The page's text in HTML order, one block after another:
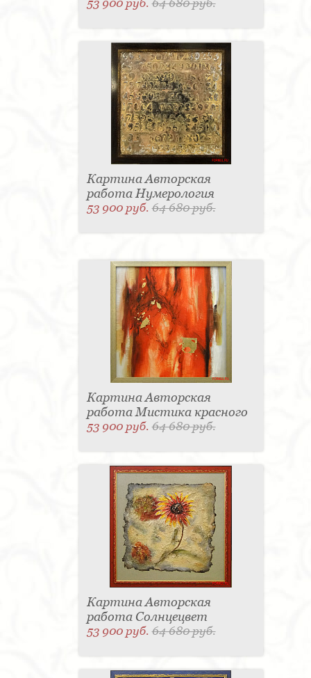
53 900 руб.64 680 руб.
Картина Авторская
работа Нумерология
53 900 руб.64 680 руб.
Картина Авторская
работа Мистика красного
53 900 руб.64 680 руб.
Картина Авторская
работа Солнцецвет
53 900 руб.64 680 руб.